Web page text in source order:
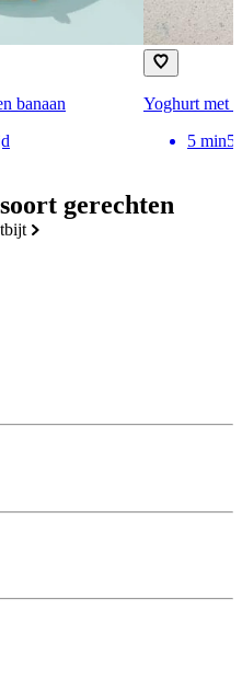
gerechten
banaan
Yoghurt met
5 min5